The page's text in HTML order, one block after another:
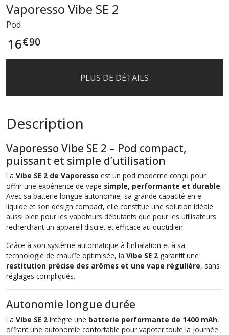
Vaporesso Vibe SE 2
Pod
16€90
PLUS DE DÉTAILS
Description
Vaporesso Vibe SE 2 – Pod compact,
puissant et simple d’utilisation
La Vibe SE 2 de Vaporesso est un pod moderne conçu pour
offrir une expérience de vape simple, performante et durable.
Avec sa batterie longue autonomie, sa grande capacité en e-
liquide et son design compact, elle constitue une solution idéale
aussi bien pour les vapoteurs débutants que pour les utilisateurs
recherchant un appareil discret et efficace au quotidien.
Grâce à son système automatique à l’inhalation et à sa
technologie de chauffe optimisée, la Vibe SE 2 garantit une
restitution précise des arômes et une vape régulière, sans
réglages compliqués.
Autonomie longue durée
La Vibe SE 2 intègre une batterie performante de 1400 mAh,
offrant une autonomie confortable pour vapoter toute la journée.